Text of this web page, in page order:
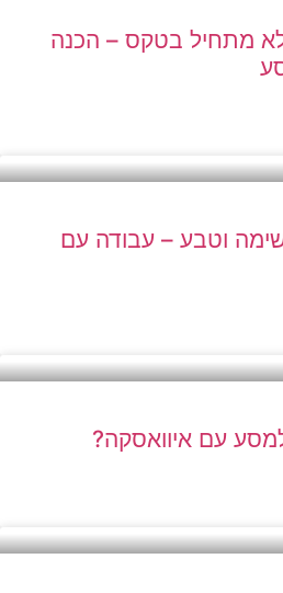
מתחיל בטקס – הכנה
וטבע – עבודה עם
עם איוואסקה?